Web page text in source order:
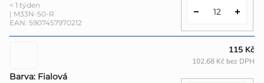
< 1 týden
| M33N-50-R
EAN: 5907457970212
Barva: Fialová
115 Kč
102,68 Kč bez DPH